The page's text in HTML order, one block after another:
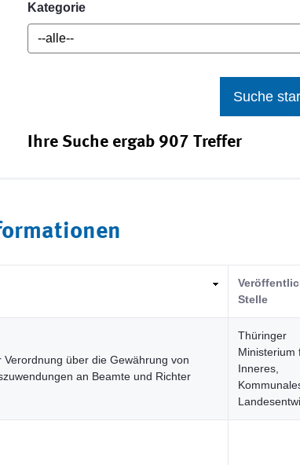
Kategorie
Suche
Ihre Suche ergab 907 Treffer
Stelle
Verordnung über die Gewährung von
an Beamte und Richter
Thüringer
Ministerium
Inneres,